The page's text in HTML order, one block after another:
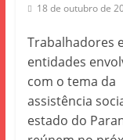
18 de outubro de
Trabalhadores
entidades
com o tema da
assistência
estado do